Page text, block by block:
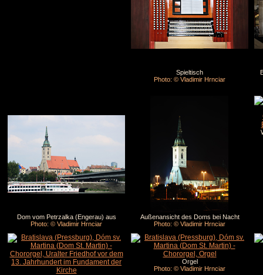
Spieltisch
Photo: © Vladimir Hrnciar
Dom vom Petrzalka (Engerau) aus
Photo: © Vladimir Hrnciar
Außenansicht des Doms bei Nacht
Photo: © Vladimir Hrnciar
Orgel
Photo: © Vladimir Hrnciar